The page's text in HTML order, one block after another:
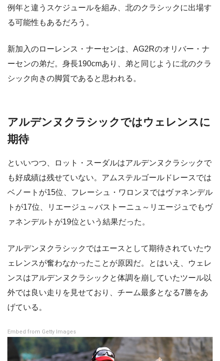
例年と違うスケジュールを組み、北のクラシックに出場す
る可能性もあるだろう。
新加入のローレンス・ナーセンは、AG2Rのオリバー・ナ
ーセンの弟だ。身長190cmあり、弟と同じように北のクラ
シック向きの脚質であると思われる。
アルデンヌクラシックではウェレンスに
期待
といいつつ、ロット・スーダルはアルデンヌクラシックで
も好成績は残せていない。アムステルゴールドレースでは
ベノートが15位、フレーシュ・ワロンヌではヴァネンデル
トが17位、リエージュ～バストーニュ～リエージュでもヴ
ァネンデルトが19位という結果だった。
アルデンヌクラシックではエースとして期待されていたウ
ェレンスが奮わなかったことが原因だ。とはいえ、ウェレ
ンスはアルデンヌクラシックと体調を崩していたツール以
外では良い走りを見せており、チーム最多となる7勝をあ
げている。
Embed from Getty Images